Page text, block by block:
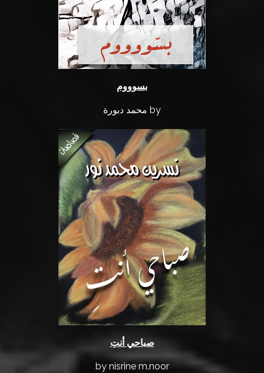
بسوووم
by محمد دبورة
صباحي أنتِ
by nisrine m.noor